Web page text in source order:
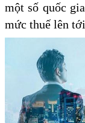
một số quốc
mức thuế lên